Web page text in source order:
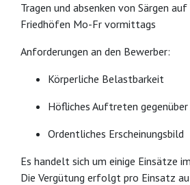
Tragen und absenken von Särgen
Friedhöfen Mo-Fr vormittags
Anforderungen an den Bewerber:
Körperliche Belastbarkeit
Höfliches Auftreten gegenüber
Ordentliches Erscheinungsbild
Es handelt sich um einige Einsätze
Die Vergütung erfolgt pro Einsatz